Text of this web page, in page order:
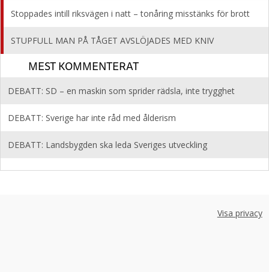
Stoppades intill riksvägen i natt – tonåring misstänks för brott
STUPFULL MAN PÅ TÅGET AVSLÖJADES MED KNIV
MEST KOMMENTERAT
DEBATT: SD – en maskin som sprider rädsla, inte trygghet
DEBATT: Sverige har inte råd med ålderism
DEBATT: Landsbygden ska leda Sveriges utveckling
Visa privacy